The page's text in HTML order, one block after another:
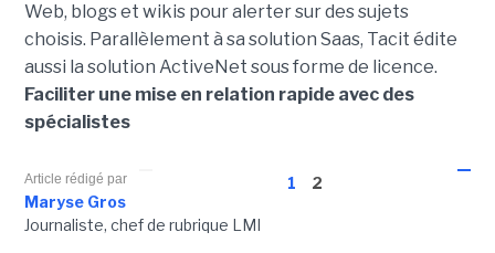
Web, blogs et wikis pour alerter sur des sujets
choisis. Parallèlement à sa solution Saas, Tacit édite
aussi la solution ActiveNet sous forme de licence.
Faciliter une mise en relation rapide avec des
spécialistes
1 2
Article rédigé par
Maryse Gros
Journaliste, chef de rubrique LMI